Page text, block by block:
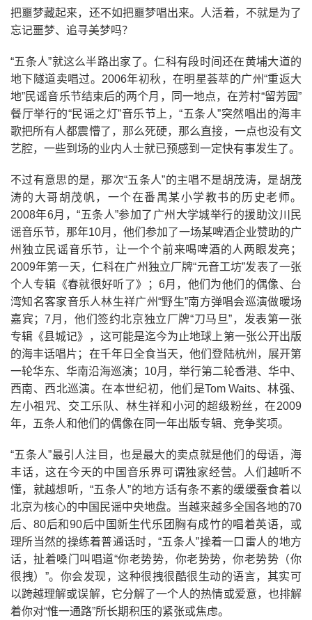
把噩梦藏起来，还不如把噩梦唱出来。人活着，不就是为了
忘记噩梦、追寻美梦吗？
“五条人”就这么半路出家了。仁科有段时间还在黄埔大道的
地下隧道卖唱过。2006年初秋，在明星荟萃的广州“重返大
地”民谣音乐节结束后的两个月，同一地点，在芳村“留芳园”
餐厅举行的“民谣之灯”音乐节上，“五条人”突然唱出的海丰
歌把所有人都震懵了，那么死硬，那么直接，一点也没有文
艺腔，一些到场的业内人士就已预感到一定快有事发生了。
不过有意思的是，那次“五条人”的主唱不是胡茂涛，是胡茂
涛的大哥胡茂帆，一个在番禺某小学教书的历史老师。
2008年6月，“五条人”参加了广州大学城举行的援助汶川民
谣音乐节，那年10月，他们参加了一场某啤酒企业赞助的广
州独立民谣音乐节，让一个个前来喝啤酒的人两眼发亮；
2009年第一天，仁科在广州独立厂牌“元音工坊”发表了一张
个人专辑《春就很好听了》；6月，他们为他们的偶像、台
湾知名客家音乐人林生祥广州“野生”南方弹唱会巡演做暖场
嘉宾；7月，他们签约北京独立厂牌“刀马旦”，发表第一张
专辑《县城记》，这可能是迄今为止地球上第一张公开出版
的海丰话唱片；在千年日全食当天，他们登陆杭州，展开第
一轮华东、华南沿海巡演；10月，举行第二轮香港、华中、
西南、西北巡演。在本世纪初，他们是Tom Waits、林强、
左小祖咒、交工乐队、林生祥和小河的超级粉丝，在2009
年，五条人和他们的偶像在同一年出版专辑、竞争奖项。
“五条人”最引人注目，也是最大的卖点就是他们的母语，海
丰话，这在今天的中国音乐界可谓独家经营。人们越听不
懂，就越想听，“五条人”的地方话有条不紊的缓缓蚕食着以
北京为核心的中国民谣中央地盘。当越来越多全国各地的70
后、80后和90后中国新生代乐团胸有成竹的唱着英语，或
理所当然的操练着普通话时，“五条人”操着一口雷人的地方
话，扯着嗓门叫唱道“你老势势，你老势势，你老势势（你
很拽）”。你会发现，这种很拽很酷很生动的语言，其实可
以跨越理解或误解，它分解了一个人的热情或爱意，也排解
着你对“惟一通路”所长期积压的紧张或焦虑。